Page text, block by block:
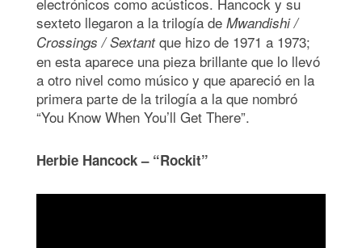
sexteto llegaron a la trilogía de Mwandishi /
Crossings / Sextantque hizo de 1971 a 1973;
en esta aparece una pieza brillante que lo llevó
a otro nivel como músico y que apareció en la
primera parte de la trilogía a la que nombró
“You Know When You’ll Get There”.
Herbie Hancock – “Rockit”